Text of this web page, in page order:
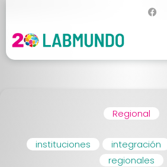
Regional
instituciones integración
regionales